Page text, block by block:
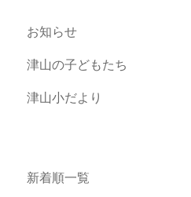
お知らせ
津山の子どもたち
津山小だより
新着順一覧